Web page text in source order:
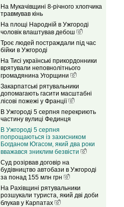
На Мукачівщині 8-річного хлопчика
травмував кінь
На площі Народній в Ужгороді
чоловік влаштував дебош
Троє людей постраждали під час
бійки в Ужгороді
На Тисі українські прикордонники
врятували неповнолітнього
громадянина Угорщини
Закарпатські рятувальники
допомагають гасити масштабні
лісові пожежі у Франції
В Ужгороді 5 серпня перекриють
частину вулиці Фединця
В Ужгороді 5 серпня
попрощаються із захисником
Богданом Югасом, який два роки
вважався зниклим безвісти
Суд розірвав договір на
будівництво автобази в Ужгороді
за понад 155 млн грн
На Рахівщині рятувальники
розшукали туриста, який дві доби
блукав у Карпатах